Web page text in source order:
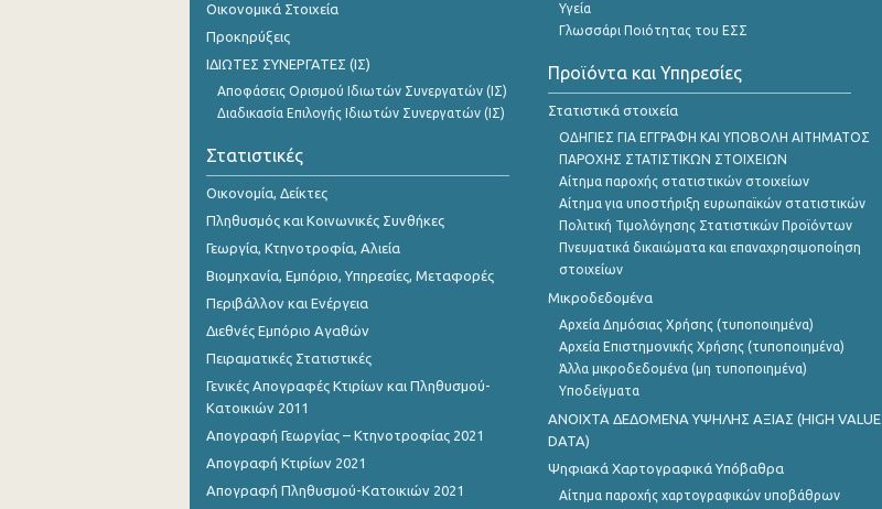
Οικονομικά Στοιχεία
Προκηρύξεις
ΙΔΙΩΤΕΣ ΣΥΝΕΡΓΑΤΕΣ (ΙΣ)
Αποφάσεις Ορισμού Ιδιωτών Συνεργατών (ΙΣ)
Διαδικασία Επιλογής Ιδιωτών Συνεργατών (ΙΣ)
Στατιστικές
Οικονομία, Δείκτες
Πληθυσμός και Κοινωνικές Συνθήκες
Γεωργία, Κτηνοτροφία, Αλιεία
Βιομηχανία, Εμπόριο, Υπηρεσίες, Μεταφορές
Περιβάλλον και Ενέργεια
Διεθνές Εμπόριο Αγαθών
Πειραματικές Στατιστικές
Γενικές Απογραφές Κτιρίων και Πληθυσμού-
Κατοικιών 2011
Απογραφή Γεωργίας – Κτηνοτροφίας 2021
Απογραφή Κτιρίων 2021
Απογραφή Πληθυσμού-Κατοικιών 2021
Υγεία
Γλωσσάρι Ποιότητας του ΕΣΣ
Προϊόντα και Υπηρεσίες
Στατιστικά στοιχεία
ΟΔΗΓΙΕΣ ΓΙΑ ΕΓΓΡΑΦΗ ΚΑΙ ΥΠΟΒΟΛΗ ΑΙΤΗΜΑΤΟΣ
ΠΑΡΟΧΗΣ ΣΤΑΤΙΣΤΙΚΩΝ ΣΤΟΙΧΕΙΩΝ
Αίτημα παροχής στατιστικών στοιχείων
Αίτημα για υποστήριξη ευρωπαϊκών στατιστικών
Πολιτική Τιμολόγησης Στατιστικών Προϊόντων
Πνευματικά δικαιώματα και επαναχρησιμοποίηση
στοιχείων
Μικροδεδομένα
Αρχεία Δημόσιας Χρήσης (τυποποιημένα)
Αρχεία Επιστημονικής Χρήσης (τυποποιημένα)
Άλλα μικροδεδομένα (μη τυποποιημένα)
Υποδείγματα
ANOIXTA ΔΕΔΟΜΕΝΑ ΥΨΗΛΗΣ ΑΞΙΑΣ (HIGH VALUE
DATA)
Ψηφιακά Χαρτογραφικά Υπόβαθρα
Αίτημα παροχής χαρτογραφικών υποβάθρων